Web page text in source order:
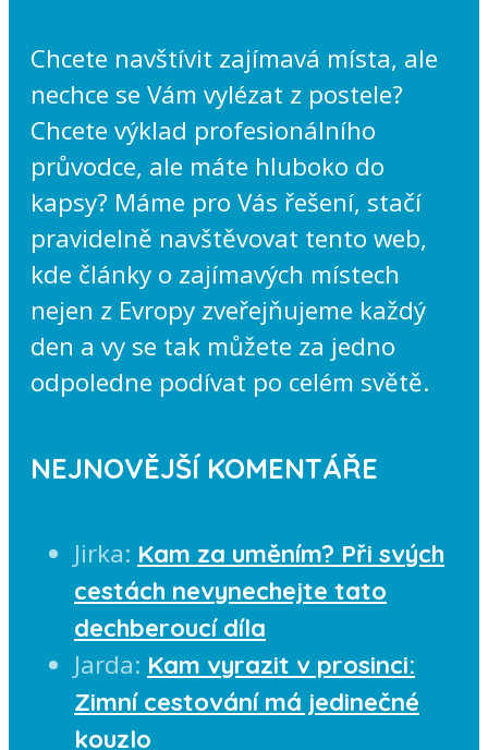
Chcete navštívit zajímavá místa, ale
nechce se Vám vylézat z postele?
Chcete výklad profesionálního
průvodce, ale máte hluboko do
kapsy? Máme pro Vás řešení, stačí
pravidelně navštěvovat tento web,
kde články o zajímavých místech
nejen z Evropy zveřejňujeme každý
den a vy se tak můžete za jedno
odpoledne podívat po celém světě.
NEJNOVĚJŠÍ KOMENTÁŘE
Jirka: Kam za uměním? Při svých
cestách nevynechejte tato
dechberoucí díla
Jarda: Kam vyrazit v prosinci:
Zimní cestování má jedinečné
kouzlo